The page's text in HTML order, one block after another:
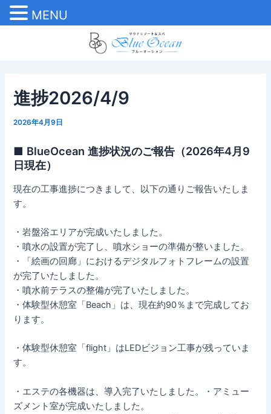
進捗2026/4/9
2026年4月9日
■ BlueOcean 進捗状況のご報告（2026年4月9
日現在）
現在の工事進捗につきまして、以下の通りご報告いたしま
す。
・岩盤浴エリアが完成いたしました。
・噴水の設置が完了し、噴水ショーの準備が整いました。
・「絵画の回廊」におけるデジタルフォトフレームの設置
が完了いたしました。
・噴水前テラスの整備が完了いたしました。
・体験型休憩室「Beach」は、現在約90％まで完成してお
ります。
・体験型休憩室「flight」はLEDビジョン工事が残っていま
す。
・エステの各機器は、導入完了いたしました。・アミュー
ズメント室が完成いたしました。
MENU